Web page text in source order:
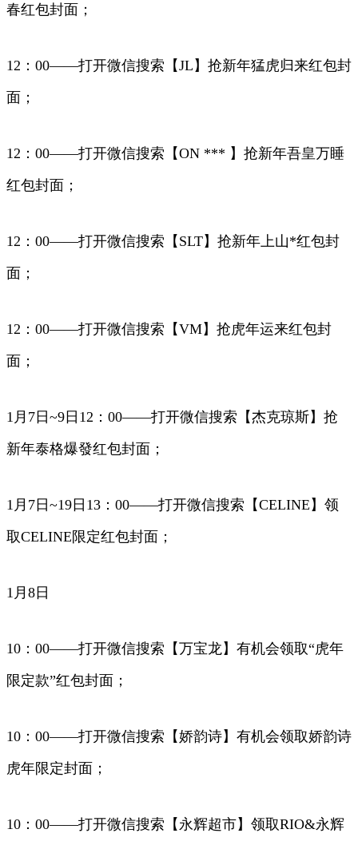
春红包封面；
12：00——打开微信搜索【JL】抢新年猛虎归来红包封
面；
12：00——打开微信搜索【ON *** 】抢新年吾皇万睡
红包封面；
12：00——打开微信搜索【SLT】抢新年上山*红包封
面；
12：00——打开微信搜索【VM】抢虎年运来红包封
面；
1月7日~9日12：00——打开微信搜索【杰克琼斯】抢
新年泰格爆發红包封面；
1月7日~19日13：00——打开微信搜索【CELINE】领
取CELINE限定红包封面；
1月8日
10：00——打开微信搜索【万宝龙】有机会领取“虎年
限定款”红包封面；
10：00——打开微信搜索【娇韵诗】有机会领取娇韵诗
虎年限定封面；
10：00——打开微信搜索【永辉超市】领取RIO&永辉